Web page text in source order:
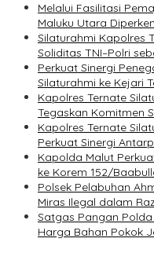
Melalui Fasilitasi
Maluku Utara
Silaturahmi Kapolres
Soliditas TNI–Polri
Perkuat Sinergi
Silaturahmi ke Kejari
Kapolres Ternate
Tegaskan Komitmen
Kapolres Ternate
Perkuat Sinergi
Kapolda Malut
ke Korem 152/
Polsek Pelabuhan
Miras Ilegal dalam
Satgas Pangan
Harga Bahan Pokok